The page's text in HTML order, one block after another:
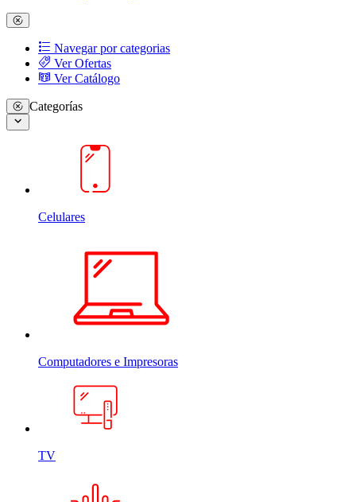
Navegar por categorias
Ver Ofertas
Ver Catálogo
Categorías
Celulares
Computadores e Impresoras
TV